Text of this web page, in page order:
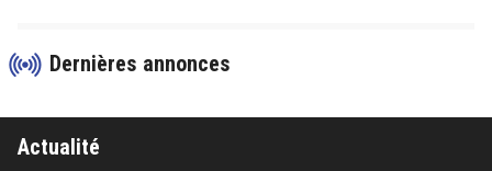
Dernières annonces
Actualité